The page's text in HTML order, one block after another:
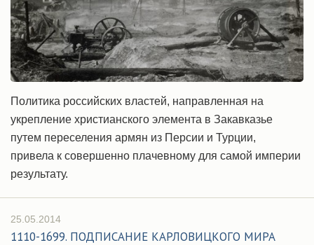
Политика российских властей, направленная на
укрепление христианского элемента в Закавказье
путем переселения армян из Персии и Турции,
привела к совершенно плачевному для самой империи
результату.
25.05.2014
1110-1699. ПОДПИСАНИЕ КАРЛОВИЦКОГО МИРА